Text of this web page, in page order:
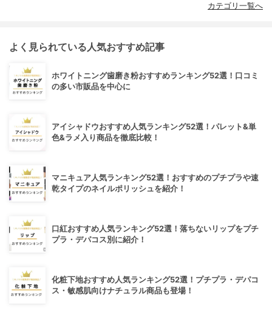
カテゴリ一覧へ
よく見られている人気おすすめ記事
ホワイトニング歯磨き粉おすすめランキング52選！口コミ
の多い市販品を中心に
アイシャドウおすすめ人気ランキング52選！パレット&単
色&ラメ入り商品を徹底比較！
マニキュア人気ランキング52選！おすすめのプチプラや速
乾タイプのネイルポリッシュを紹介！
口紅おすすめ人気ランキング52選！落ちないリップをプチ
プラ・デパコス別に紹介！
化粧下地おすすめ人気ランキング52選！プチプラ・デパコ
ス・敏感肌向けナチュラル商品も登場！